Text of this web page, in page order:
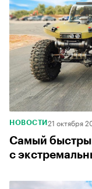
НОВОСТИ 21 октября
Самый
с